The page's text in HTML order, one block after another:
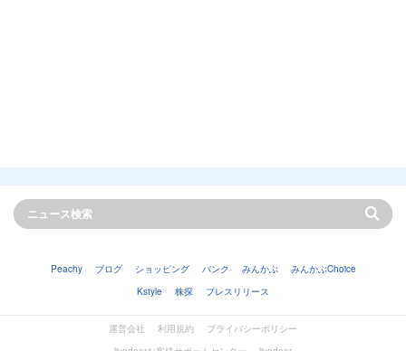
Peachy ブログ ショッピング バンク みんかぶ
みんかぶChoice
Kstyle
株探 プレスリリース
運営会社 利用規約
プライバシーポリシー